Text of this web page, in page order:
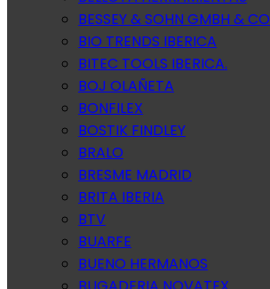
BESSEY & SOHN GMBH & CO
BIO TRENDS IBERICA
BITEC TOOLS IBERICA.
BOJ OLAÑETA
BONFILEX
BOSTIK FINDLEY
BRALO
BRESME MADRID
BRITA IBERIA
BTV
BUARFE
BUENO HERMANOS